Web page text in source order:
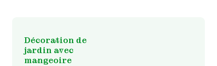
Décoration de
jardin avec
mangeoire